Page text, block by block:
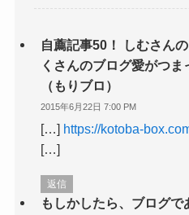
自薦記事50！ しむさん
くさんのブログ愛がつ
（もりブロ）
2015年6月22日 7:00 PM
[…] https://kotoba-
[…]
返信
もしかしたら、ブログ